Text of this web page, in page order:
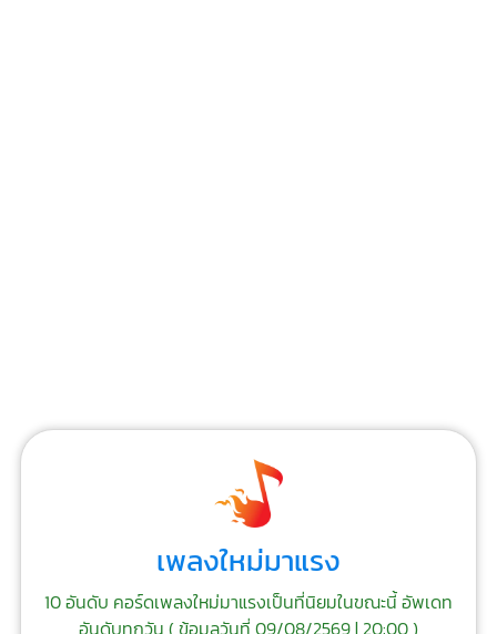
เพลงใหม่มาแรง
10 อันดับ คอร์ดเพลงใหม่มาแรงเป็นที่นิยมในขณะนี้ อัพเดท
อันดับทุกวัน (ข้อมูลวันที่ 09/08/2569 | 20:00)